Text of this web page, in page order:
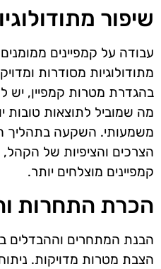
שיפור
עבודה על קמפיינים
מתודולוגיות מסודרות
בהגדרת מטרות קמפיין, יש
מה שמוביל לתוצאות טובות
משמעותי. השקעה בתהליך
הצרכים והציפיות של
קמפיינים מוצלחים יותר.
הכרת התחרות
הבנת המתחרים וההבדלים
הצבת מטרות מדויקות.